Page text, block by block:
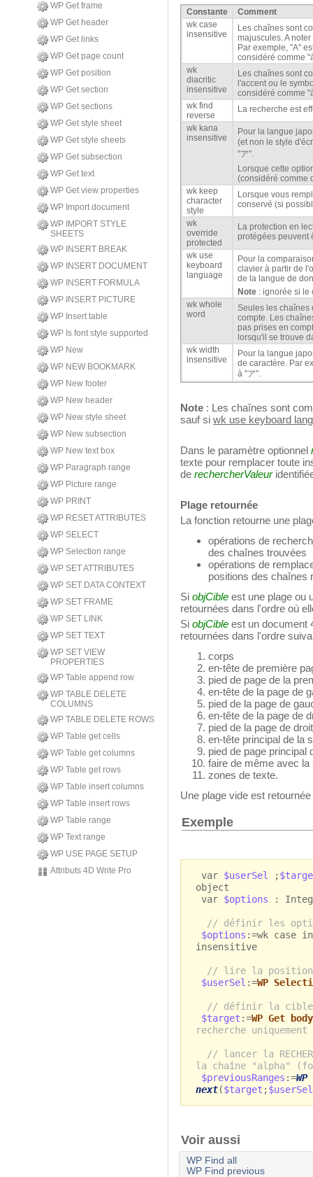
WP Get frame
WP Get header
WP Get links
WP Get page count
WP Get position
WP Get section
WP Get sections
WP Get style sheet
WP Get style sheets
WP Get subsection
WP Get text
WP Get view properties
WP Import document
WP IMPORT STYLE
SHEETS
WP INSERT BREAK
WP INSERT DOCUMENT
WP INSERT FORMULA
WP INSERT PICTURE
WP Insert table
WP Is font style supported
WP New
WP NEW BOOKMARK
WP New footer
WP New header
WP New style sheet
WP New subsection
WP New text box
WP Paragraph range
WP Picture range
WP PRINT
WP RESET ATTRIBUTES
WP SELECT
WP Selection range
WP SET ATTRIBUTES
WP SET DATA CONTEXT
WP SET FRAME
WP SET LINK
WP SET TEXT
WP SET VIEW
PROPERTIES
WP Table append row
WP TABLE DELETE
COLUMNS
WP TABLE DELETE ROWS
WP Table get cells
WP Table get columns
WP Table get rows
WP Table insert columns
WP Table insert rows
WP Table range
WP Text range
WP USE PAGE SETUP
Attributs 4D Write Pro
Constante
Comment
wk case
insensitive
Les chaînes sont
majuscules. A
Par exemple, "A"
considéré comme
wk
diacritic
insensitive
Les chaînes sont
l'accent ou le
considéré comme
wk find
reverse
La recherche est
wk kana
insensitive
Pour la langue
(et non le style
"ア".
Lorsque cette
(considéré comme
wk keep
character
style
Lorsque vous
conservé (si
wk
override
protected
La protection en
protégées peuvent
wk use
keyboard
language
Pour la
clavier à partir de
de la langue de
Note : ignorée si le
wk whole
word
Seules les chaînes
compte. Les
pas prises en
lorsqu'il se trouve
wk width
insensitive
Pour la langue
de caractère. Par
à "ア".
Note : Les chaînes sont
sauf si wk use keyboard
Dans le paramètre optionnel
texte pour remplacer toute
de rechercherValeur
Plage retournée
La fonction retourne une
opérations de
des chaînes trouvées
opérations de
positions des chaînes
Si objCible est une plage ou
retournées dans l'ordre où
Si objCible est un document
retournées dans l'ordre
corps
en-tête de première
pied de page de la
en-tête de la page de
pied de la page de
en-tête de la page de
pied de la page de
en-tête principal de la
pied de page principal
faire de même avec
zones de texte.
Une plage vide est
Exemple
var$userSel ;
object
var$options :
// définir les
$options :=wk case
insensitive
// lire la position
$userSel :=WP
// définir la cible
$target :=WP Get body
recherche
// lancer la
la chaîne "alpha"
$previousRanges :=
next($target ;$userSel
Voir aussi
WP Find all
WP Find previous